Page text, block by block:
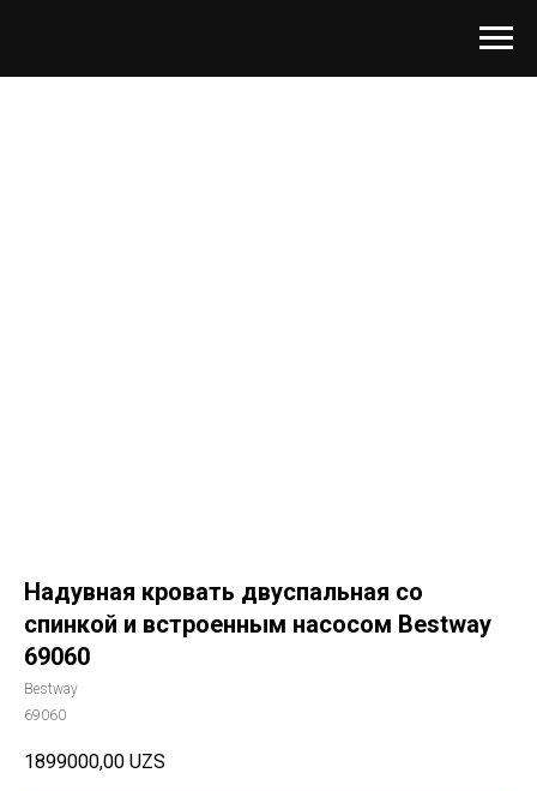
Надувная кровать двуспальная со
спинкой и встроенным насосом Bestway
69060
Bestway
69060
1899000,00 UZS